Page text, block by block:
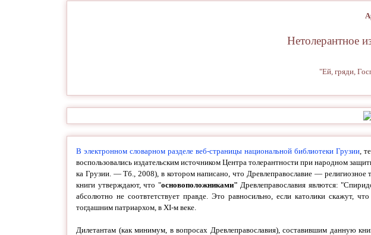
Нетолерантное
"Ей, гряди,
В электронном словарном разделе веб-страницы национальной библиотеки Грузии,
воспользовались издательским источником Центра толерантности при народном
ка Грузии. — Тб., 2008), в котором написано, что Древлеправославие — религиозное
книги утверждают, что "основоположниками" Древлеправославия явлются:
абсолютно не соотвтетствует правде. Это равносильно, если католики скажут,
тогдашним патриархом, в XI-м веке.
Дилетантам (как минимум, в вопросах Древлеправославия), составившим данную